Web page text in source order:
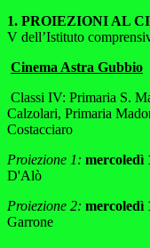
1. PROIEZIONI AL
V dell’Istituto
Cinema Astra Gubbio
Classi IV: Primaria S.
Calzolari, Primaria
Costacciaro
Proiezione 1: mercoledì
D'Alò
Proiezione 2: mercoledì
Garrone